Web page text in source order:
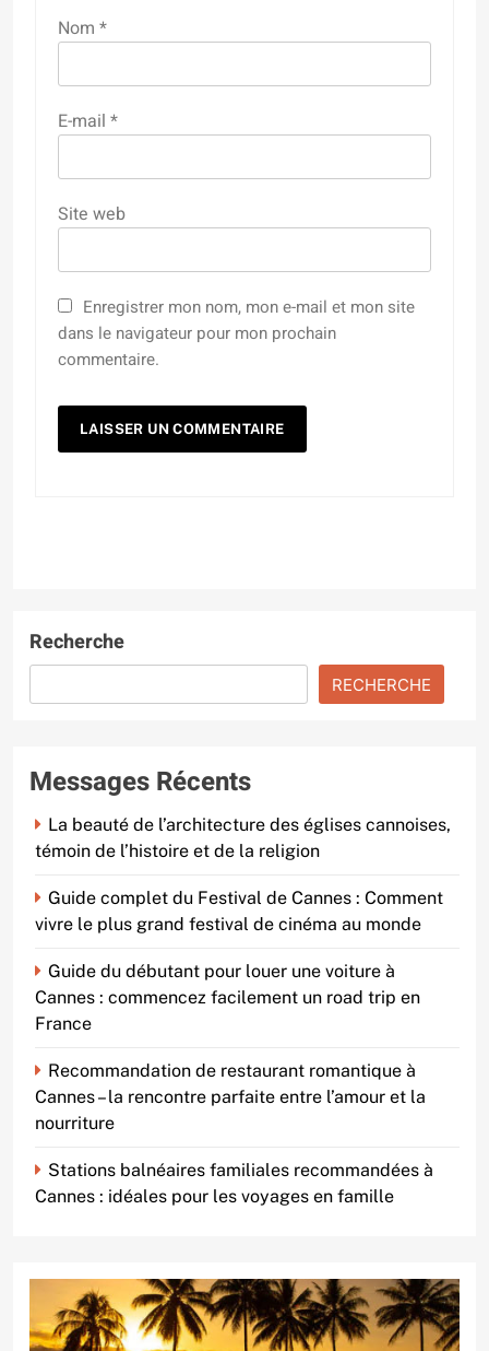
Nom *
E-mail *
Site web
Enregistrer mon nom, mon e-mail et mon site
dans le navigateur pour mon prochain
commentaire.
Recherche
RECHERCHE
Messages Récents
La beauté de l’architecture des églises cannoises,
témoin de l’histoire et de la religion
Guide complet du Festival de Cannes : Comment
vivre le plus grand festival de cinéma au monde
Guide du débutant pour louer une voiture à
Cannes : commencez facilement un road trip en
France
Recommandation de restaurant romantique à
Cannes – la rencontre parfaite entre l’amour et la
nourriture
Stations balnéaires familiales recommandées à
Cannes : idéales pour les voyages en famille